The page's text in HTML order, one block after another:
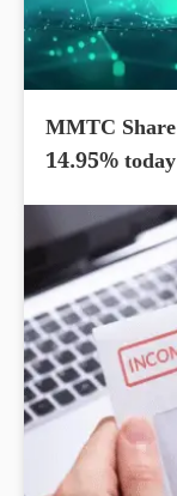
MMTC
14.95% today